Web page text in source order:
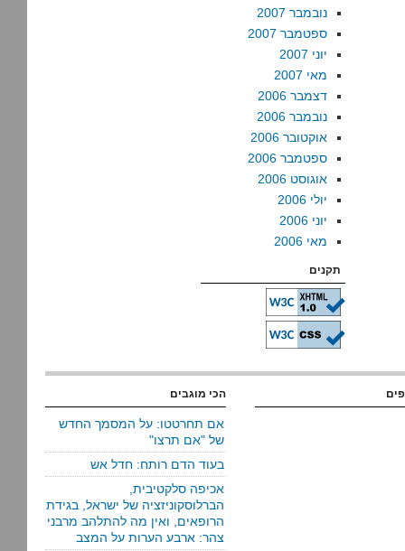
נובמבר 2007
ספטמבר 2007
יוני 2007
מאי 2007
דצמבר 2006
נובמבר 2006
אוקטובר 2006
ספטמבר 2006
אוגוסט 2006
יולי 2006
יוני 2006
מאי 2006
תקנים
הכי מוגבים
אם תחרטטו: על המסמך החדש
של "אם תרצו"
בעוד הדם רותח: חדל אש
אכיפה סלקטיבית,
הברלוסקוניזציה של ישראל, בגידת
הרופאים, ואין מה להתלהב מרבני
צהר: ארבע הערות על המצב